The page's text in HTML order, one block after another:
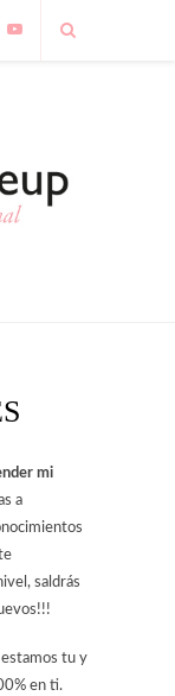
mi
a
saldrás
tu y
en ti.